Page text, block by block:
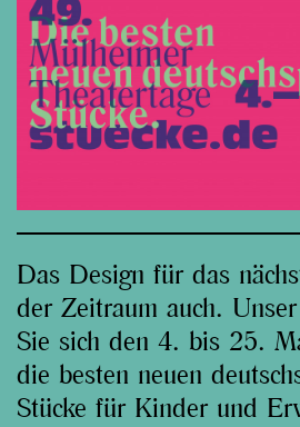
Das Design für das
der Zeitraum auch.
Sie sich den 4. bis 25.
die besten neuen
Stücke für Kinder und